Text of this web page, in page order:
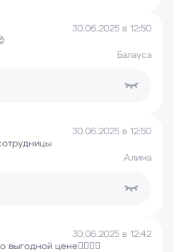
30.06.2025 в 12:50
Балауса
30.06.2025 в 12:50
Алима
30.06.2025 в 12:42
цене👍🏽👍🏽